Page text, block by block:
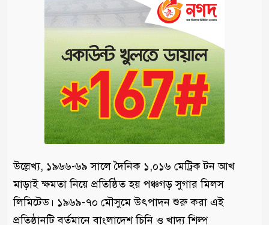
উল্লেখ্য, ১৯৬৬-৬৯ সালে দৈনিক ১,০১৬ মেট্রিক টন আখ
মাড়াই ক্ষমতা নিয়ে প্রতিষ্ঠিত হয় পঞ্চগড় সুগার মিলস
লিমিটেড। ১৯৬৯-৭০ মৌসুমে উৎপাদন শুরু করা এই
প্রতিষ্ঠানটি বর্তমানে বাংলাদেশ চিনি ও খাদ্য শিল্প